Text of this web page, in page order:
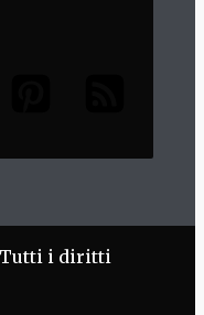
Tutti i diritti